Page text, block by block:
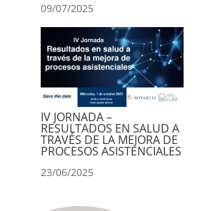
09/07/2025
IV JORNADA –
RESULTADOS EN SALUD A
TRAVÉS DE LA MEJORA DE
PROCESOS ASISTENCIALES
23/06/2025